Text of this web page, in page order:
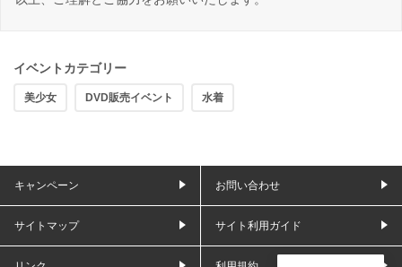
イベントカテゴリー
美少女 DVD販売イベント 水着
キャンペーン お問い合わせ
サイトマップ サイト利用ガイド